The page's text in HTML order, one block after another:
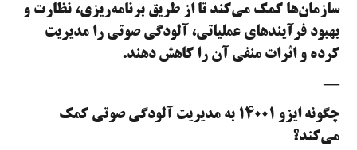
سازمان‌ها کمک می‌کند تا از طریق برنامه‌ریزی، نظارت و
بهبود فرآیندهای عملیاتی، آلودگی صوتی را مدیریت
کرده و اثرات منفی آن را کاهش دهند.
—
چگونه ایزو ۱۴۰۰۱ به مدیریت آلودگی صوتی کمک
می‌کند؟